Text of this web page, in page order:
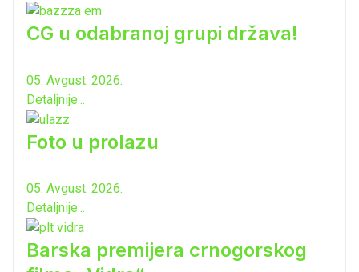
CG u odabranoj grupi država!
05. Avgust. 2026.
Detaljnije...
Foto u prolazu
05. Avgust. 2026.
Detaljnije...
Barska premijera crnogorskog